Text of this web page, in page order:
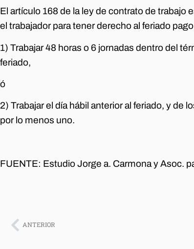
El artículo 168 de la ley de contrato de
el trabajador para tener derecho al feriado
1) Trabajar 48 horas o 6 jornadas dentro del
feriado,
ó
2) Trabajar el día hábil anterior al feriado, y de
por lo menos uno.
FUENTE: Estudio Jorge a. Carmona y Asoc.
ANTERIOR